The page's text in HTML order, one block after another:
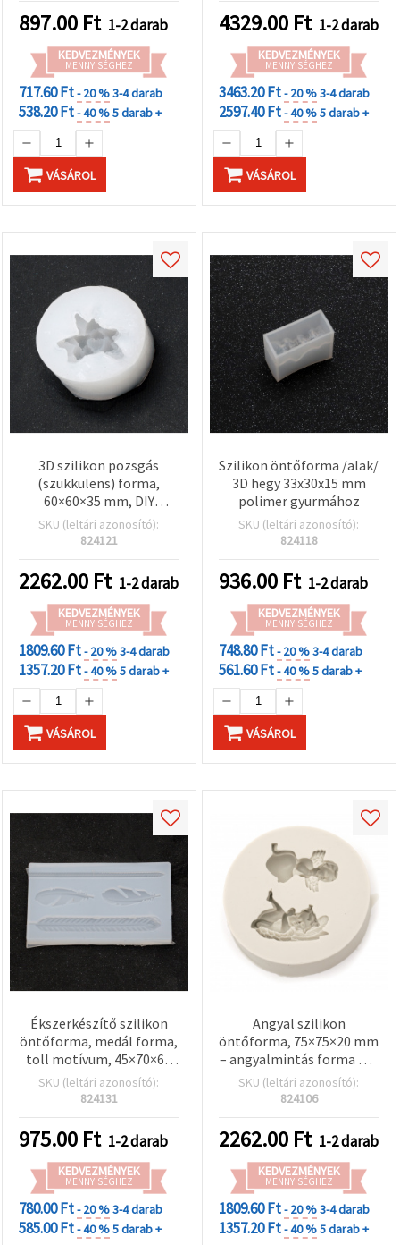
kreatív forma otthoni
dekorációs projektekhez
897.00 Ft 1-2 darab
KEDVEZMÉNYEK
MENNYISÉGHEZ
717.60 Ft- 20 %3-4 darab
538.20 Ft- 40 %5 darab +
VÁSÁROL
4329.00 Ft 1-2 darab
KEDVEZMÉNYEK
MENNYISÉGHEZ
3463.20 Ft- 20 %3-4 darab
2597.40 Ft- 40 %5 darab +
VÁSÁROL
3D szilikon pozsgás
(szukkulens) forma,
60×60×35 mm, DIY
polimer gyurma
kézműves és hobbi
SKU (leltári azonosító):
824121
2262.00 Ft 1-2 darab
KEDVEZMÉNYEK
MENNYISÉGHEZ
1809.60 Ft- 20 %3-4 darab
1357.20 Ft- 40 %5 darab +
VÁSÁROL
Szilikon öntőforma /alak/
3D hegy 33x30x15 mm
polimer gyurmához
SKU (leltári azonosító):
824118
936.00 Ft 1-2 darab
KEDVEZMÉNYEK
MENNYISÉGHEZ
748.80 Ft- 20 %3-4 darab
561.60 Ft- 40 %5 darab +
VÁSÁROL
Ékszerkészítő szilikon
öntőforma, medál forma,
toll motívum, 45×70×60
mm
SKU (leltári azonosító):
824131
975.00 Ft 1-2 darab
KEDVEZMÉNYEK
MENNYISÉGHEZ
780.00 Ft- 20 %3-4 darab
585.00 Ft- 40 %5 darab +
Angyal szilikon
öntőforma, 75×75×20 mm
– angyalmintás forma DIY
kézműves szappanhoz,
babaváró/parti
gipszöntéshez
SKU (leltári azonosító):
824106
2262.00 Ft 1-2 darab
KEDVEZMÉNYEK
MENNYISÉGHEZ
1809.60 Ft- 20 %3-4 darab
1357.20 Ft- 40 %5 darab +